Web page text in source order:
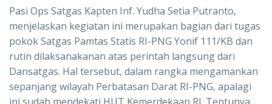
Pasi Ops Satgas Kapten Inf. Yudha Setia Putranto,
menjelaskan kegiatan ini merupakan bagian dari tugas
pokok Satgas Pamtas Statis RI-PNG Yonif 111/KB dan
rutin dilaksanakanan atas perintah langsung dari
Dansatgas. Hal tersebut, dalam rangka mengamankan
sepanjang wilayah Perbatasan Darat RI-PNG, apalagi